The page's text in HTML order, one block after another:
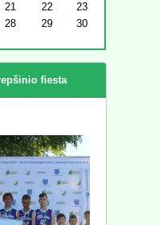
21 22
23
28 29
30
fiesta